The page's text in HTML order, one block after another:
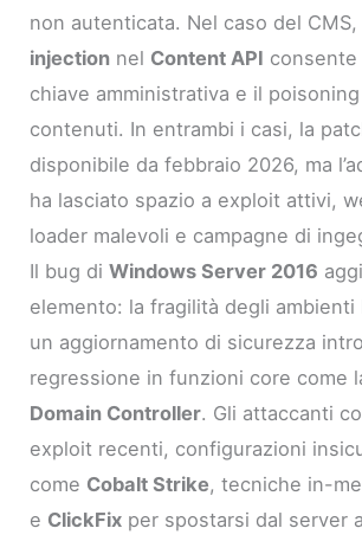
non autenticata. Nel caso del
injection nel Content API
chiave amministrativa e il
contenuti. In entrambi i casi, la
disponibile da febbraio 2026, ma
ha lasciato spazio a exploit attivi,
loader malevoli e campagne di
Il bug diWindows Server 2016
elemento: la fragilità degli ambienti
un aggiornamento di sicurezza
regressione in funzioni core come
Domain Controller. Gli attaccanti
exploit recenti, configurazioni
come Cobalt Strike, tecniche in-
e ClickFix per spostarsi dal server